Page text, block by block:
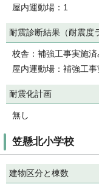
屋内運動場：1
耐震診断結果（耐震度
校舎：補強工事実施済
屋内運動場：補強工事
耐震化計画
無し
笠懸北小学校
建物区分と棟数